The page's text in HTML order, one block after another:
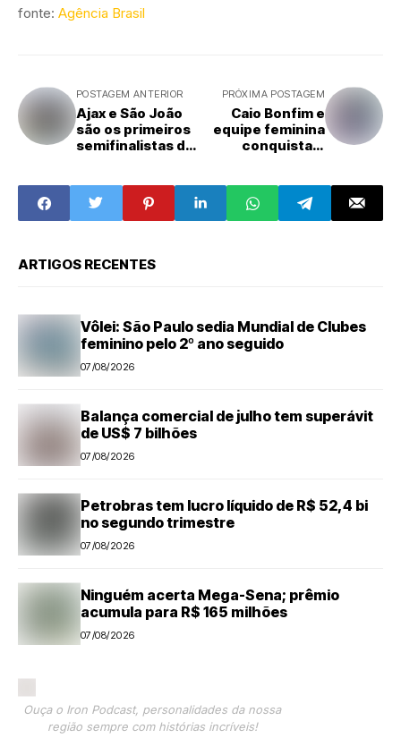
fonte: Agência Brasil
POSTAGEM ANTERIOR
Ajax e São João
são os primeiros
semifinalistas da
PRÓXIMA POSTAGEM
Caio Bonfim e
equipe feminina
conquistam
Marcha
ARTIGOS RECENTES
Vôlei: São Paulo sedia Mundial de Clubes
feminino pelo 2º ano seguido
07/08/2026
Balança comercial de julho tem superávit
de US$ 7 bilhões
07/08/2026
Petrobras tem lucro líquido de R$ 52,4 bi
no segundo trimestre
07/08/2026
Ninguém acerta Mega-Sena; prêmio
acumula para R$ 165 milhões
07/08/2026
Ouça o Iron Podcast, personalidades da nossa
região sempre com histórias incríveis!